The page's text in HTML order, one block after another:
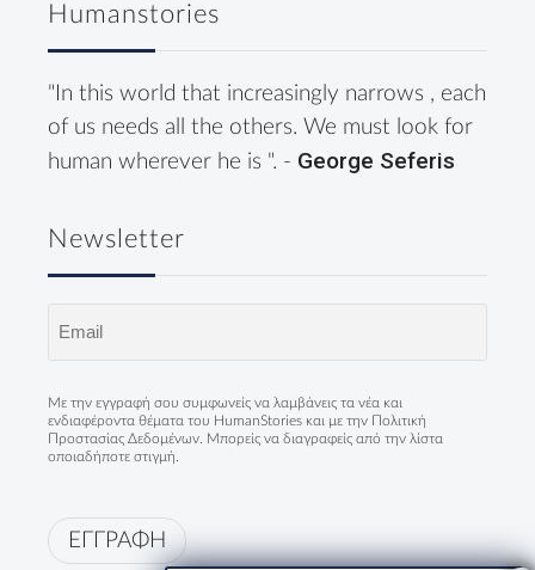
Humanstories
"In this world that increasingly narrows , each
of us needs all the others. We must look for
human wherever he is ". - George Seferis
Newsletter
Με την εγγραφή σου συμφωνείς να λαμβάνεις τα νέα και
ενδιαφέροντα θέματα του HumanStories και με την Πολιτική
Προστασίας Δεδομένων . Μπορείς να διαγραφείς από την λίστα
οποιαδήποτε στιγμή.
ΕΓΓΡΑΦΗ